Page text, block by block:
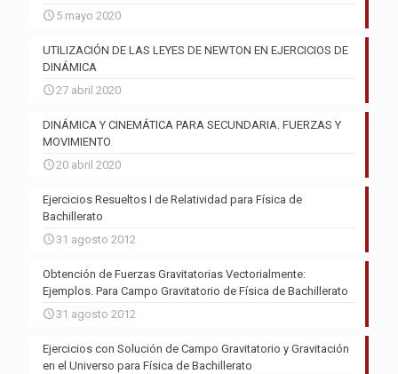
5 mayo 2020
UTILIZACIÓN DE LAS LEYES DE NEWTON EN EJERCICIOS DE
DINÁMICA
27 abril 2020
DINÁMICA Y CINEMÁTICA PARA SECUNDARIA. FUERZAS Y
MOVIMIENTO
20 abril 2020
Ejercicios Resueltos I de Relatividad para Física de
Bachillerato
31 agosto 2012
Obtención de Fuerzas Gravitatorias Vectorialmente:
Ejemplos. Para Campo Gravitatorio de Física de Bachillerato
31 agosto 2012
Ejercicios con Solución de Campo Gravitatorio y Gravitación
en el Universo para Física de Bachillerato